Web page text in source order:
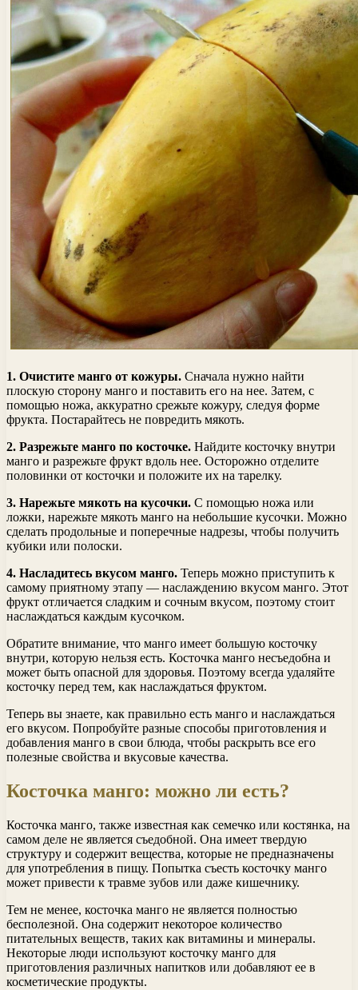
1. Очистите манго от кожуры. Сначала нужно найти
плоскую сторону манго и поставить его на нее. Затем, с
помощью ножа, аккуратно срежьте кожуру, следуя форме
фрукта. Постарайтесь не повредить мякоть.
2. Разрежьте манго по косточке. Найдите косточку внутри
манго и разрежьте фрукт вдоль нее. Осторожно отделите
половинки от косточки и положите их на тарелку.
3. Нарежьте мякоть на кусочки. С помощью ножа или
ложки, нарежьте мякоть манго на небольшие кусочки. Можно
сделать продольные и поперечные надрезы, чтобы получить
кубики или полоски.
4. Насладитесь вкусом манго. Теперь можно приступить к
самому приятному этапу — наслаждению вкусом манго. Этот
фрукт отличается сладким и сочным вкусом, поэтому стоит
наслаждаться каждым кусочком.
Обратите внимание, что манго имеет большую косточку
внутри, которую нельзя есть. Косточка манго несъедобна и
может быть опасной для здоровья. Поэтому всегда удаляйте
косточку перед тем, как наслаждаться фруктом.
Теперь вы знаете, как правильно есть манго и наслаждаться
его вкусом. Попробуйте разные способы приготовления и
добавления манго в свои блюда, чтобы раскрыть все его
полезные свойства и вкусовые качества.
Косточка манго: можно ли есть?
Косточка манго, также известная как семечко или костянка, на
самом деле не является съедобной. Она имеет твердую
структуру и содержит вещества, которые не предназначены
для употребления в пищу. Попытка съесть косточку манго
может привести к травме зубов или даже кишечнику.
Тем не менее, косточка манго не является полностью
бесполезной. Она содержит некоторое количество
питательных веществ, таких как витамины и минералы.
Некоторые люди используют косточку манго для
приготовления различных напитков или добавляют ее в
косметические продукты.